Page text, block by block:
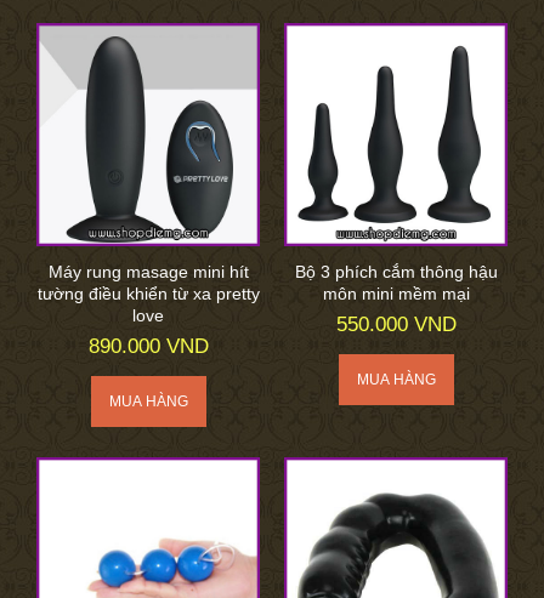
Máy rung masage mini hít
tường điều khiển từ xa pretty
love
890.000 VND
Bộ 3 phích cắm thông hậu
môn mini mềm mại
550.000 VND